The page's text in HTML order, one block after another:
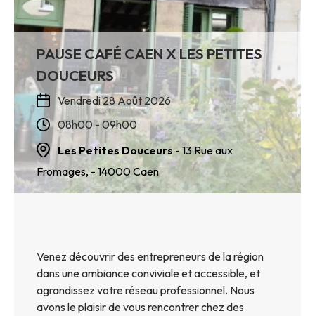
PAUSE CAFÉ CAEN X LES PETITES
DOUCEURS
Vendredi 28 Août 2026
08h00 - 09h00
Les Petites Douceurs - 13 Rue aux
Fromages, - 14000Caen
Venez découvrir des entrepreneurs de la région
dans une ambiance conviviale et accessible, et
agrandissez votre réseau professionnel. Nous
avons le plaisir de vous rencontrer chez des